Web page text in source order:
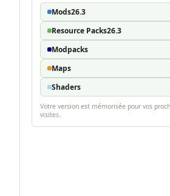
Mods26.3
Resource Packs26.3
Modpacks
Maps
Shaders
Votre version est mémorisée pour vos
visites.